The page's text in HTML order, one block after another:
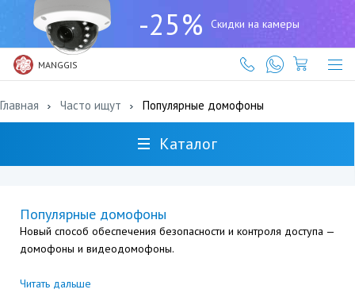
-25% Скидки на камеры
MANGGIS
(727)
317-
61-
61
Главная Часто ищут Популярные домофоны
Каталог
Популярные домофоны
Новый способ обеспечения безопасности и контроля доступа —
домофоны и видеодомофоны.
Читать дальше